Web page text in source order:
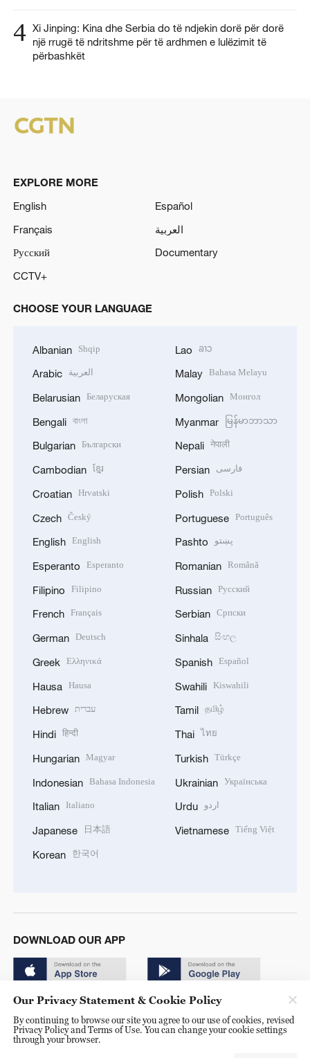
4 Xi Jinping: Kina dhe Serbia do të ndjekin dorë për dorë
një rrugë të ndritshme për të ardhmen e lulëzimit të
përbashkët
EXPLORE MORE
English
Español
Français
العربية
Русский
Documentary
CCTV+
CHOOSE YOUR LANGUAGE
Albanian Shqip
Arabic العربية
Belarusian Беларуская
Bengali বাংলা
Bulgarian Български
Cambodian ខ្មែរ
Croatian Hrvatski
Czech Český
English English
Esperanto Esperanto
Filipino Filipino
French Français
German Deutsch
Greek Ελληνικά
Hausa Hausa
Hebrew עברית
Hindi हिन्दी
Hungarian Magyar
Indonesian Bahasa Indonesia
Italian Italiano
Japanese 日本語
Korean 한국어
Lao ລາວ
Malay Bahasa Melayu
Mongolian Монгол
Myanmar မြန်မာဘာသာ
Nepali नेपाली
Persian فارسی
Polish Polski
Portuguese Português
Pashto پښتو
Romanian Română
Russian Русский
Serbian Српски
Sinhala සිංහල
Spanish Español
Swahili Kiswahili
Tamil தமிழ்
Thai ไทย
Turkish Türkçe
Ukrainian Українська
Urdu اردو
Vietnamese Tiếng Việt
DOWNLOAD OUR APP
© China Radio International.CRI. All Rights Reserved. 16A
Our Privacy Statement & Cookie Policy
By continuing to browse our site you agree to our use of cookies, revised
Privacy Policy and Terms of Use. You can change your cookie settings
through your browser.